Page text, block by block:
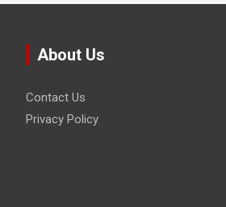
About Us
Contact Us
Privacy Policy